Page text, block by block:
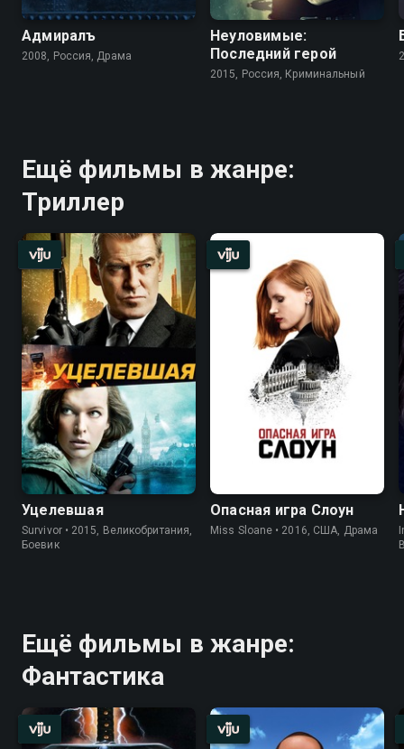
Адмиралъ
2008, Россия, Драма
Неуловимые:
Последний герой
2015, Россия, Криминальный
Ещё фильмы в жанре:
Триллер
Уцелевшая
Survivor • 2015, Великобритания,
Боевик
Опасная игра Слоун
Miss Sloane • 2016, США, Драма
Ещё фильмы в жанре:
Фантастика